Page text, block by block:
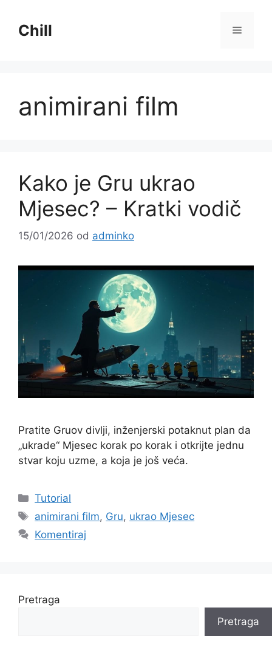
sadržajChill
animirani film
Kako je Gru ukrao
Mjesec? – Kratki vodič
15/01/2026 od adminko
Pratite Gruov divlji, inženjerski potaknut plan da
„ukrade“ Mjesec korak po korak i otkrijte jednu
stvar koju uzme, a koja je još veća.
Kategorije
Tutorial
Oznake
animirani film, Gru, ukrao Mjesec
Komentiraj
Pretraga
Pretraga